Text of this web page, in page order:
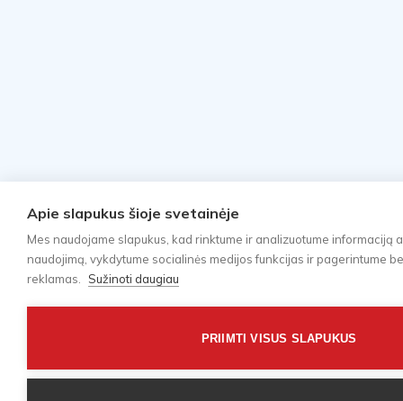
Apie slapukus šioje svetainėje
Mes naudojame slapukus, kad rinktume ir analizuotume informaciją
naudojimą, vykdytume socialinės medijos funkcijas ir pagerintume
reklamas.
Sužinoti daugiau
PRIIMTI VISUS SLAPUKUS